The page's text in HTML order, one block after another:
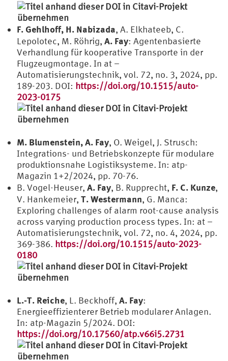
F. Gehlhoff, H. Nabizada, A. Elkhateeb, C.
Lepolotec, M. Röhrig, A. Fay: Agentenbasierte
Verhandlung für kooperative Transporte in der
Flugzeugmontage. In at –
Automatisierungstechnik, vol. 72, no. 3, 2024, pp.
189-203. DOI: https://doi.org/10.1515/auto-
2023-0175
M. Blumenstein, A. Fay, O. Weigel, J. Strusch:
Integrations- und Betriebskonzepte für modulare
produktionsnahe Logistiksysteme. In: atp-
Magazin 1+2/2024, pp. 70-76.
B. Vogel-Heuser, A. Fay, B. Rupprecht, F. C. Kunze,
V. Hankemeier, T. Westermann, G. Manca:
Exploring challenges of alarm root-cause analysis
across varying production process types. In: at –
Automatisierungstechnik, vol. 72, no. 4, 2024, pp.
369-386. https://doi.org/10.1515/auto-2023-
0180
L.-T. Reiche, L. Beckhoff, A. Fay:
Energieeffizienterer Betrieb modularer Anlagen.
In: atp-Magazin 5/2024. DOI:
https://doi.org/10.17560/atp.v66i5.2731